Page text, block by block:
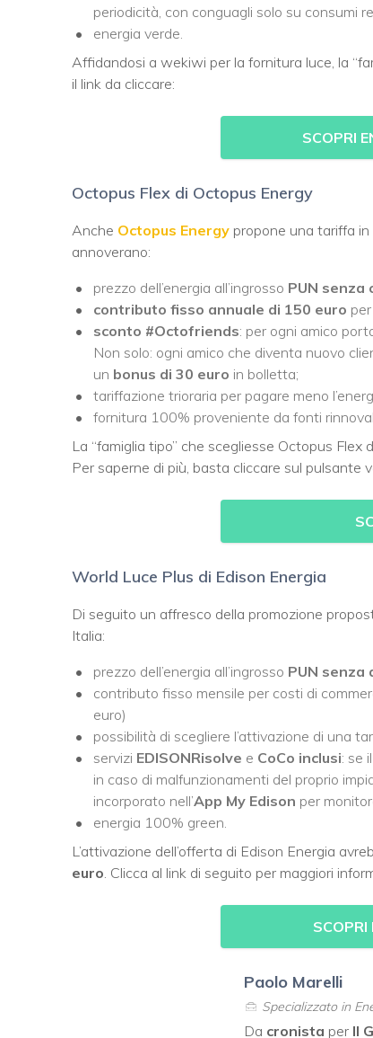
periodicità, con conguagli solo su consumi
energia verde.
Affidandosi a wekiwi per la fornitura luce, la
il link da cliccare:
SCOPRI
Octopus Flex di Octopus Energy
Anche Octopus Energy propone una tariffa
annoverano:
prezzo dell’energia all’ingrosso PUN senza
contributo fisso annuale di 150 euro
sconto #Octofriends: per ogni amico
Non solo: ogni amico che diventa nuovo
un bonus di 30 euro in bolletta;
tariffazione trioraria per pagare meno
fornitura 100% proveniente da fonti
La “famiglia tipo” che scegliesse Octopus
Per saperne di più, basta cliccare sul pulsante
World Luce Plus di Edison Energia
Di seguito un affresco della promozione
Italia:
prezzo dell’energia all’ingrosso PUN senza
contributo fisso mensile per costi di
euro)
possibilità di scegliere l’attivazione di una
servizi EDISONRisolve e CoCo inclusi: se
in caso di malfunzionamenti del proprio
incorporato nell’App My Edison per
energia 100% green.
L’attivazione dell’offerta di Edison Energia
euro . Clicca al link di seguito per maggiori
SCOPRI
Paolo Marelli
Specializzato in
Da cronista per Il